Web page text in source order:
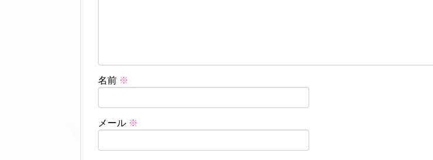
名前 ※
メール ※